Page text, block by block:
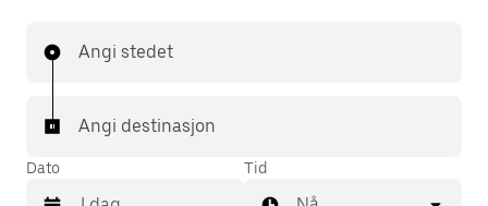
Angi stedet
Angi destinasjon
Dato Tid